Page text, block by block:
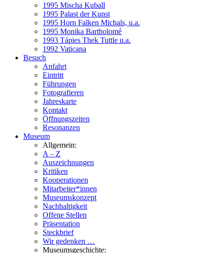
1995 Mischa Kuball
1995 Palast der Kunst
1995 Horn Falken Michals, u.a.
1995 Monika Bartholomé
1993 Tápies Thek Tuttle u.a.
1992 Vaticana
Besuch
Anfahrt
Eintritt
Führungen
Fotografieren
Jahreskarte
Kontakt
Öffnungszeiten
Resonanzen
Museum
Allgemein:
A – Z
Auszeichnungen
Kritiken
Kooperationen
Mitarbeiter*innen
Museumskonzept
Nachhaltigkeit
Offene Stellen
Präsentation
Steckbrief
Wir gedenken …
Museumsgeschichte: